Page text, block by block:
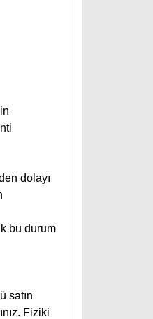
dolayı
bu durum
satın
Fiziki